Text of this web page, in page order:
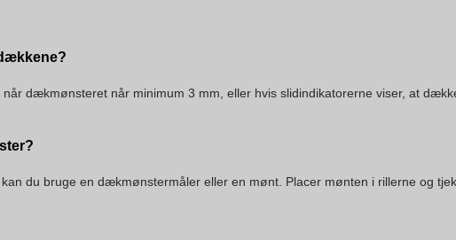
dækmønsteret når minimum 3 mm, eller hvis slidindikatorerne viser, at
du bruge en dækmønstermåler eller en mønt. Placer mønten i rillerne og